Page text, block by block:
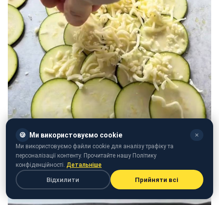
🍪 Ми використовуємо cookie ✕
Ми використовуємо файли cookie для аналізу трафіку та
персоналізації контенту. Прочитайте нашу Політику
конфіденційності. Детальніше
Відхилити Прийняти всі